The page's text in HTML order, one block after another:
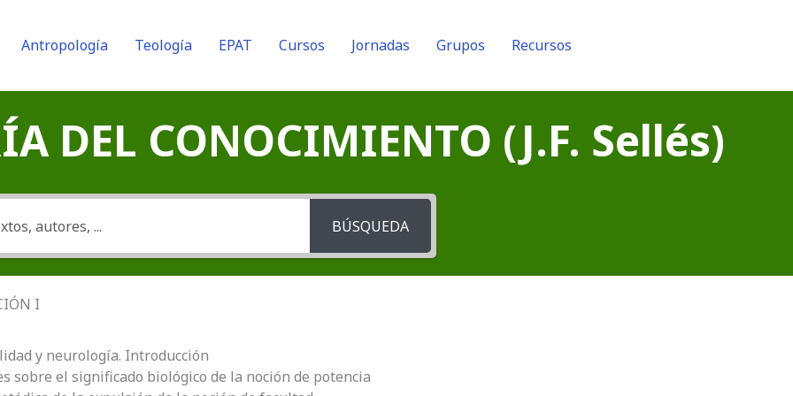
Antropología Teología EPAT Cursos Jornadas Grupos Recursos
DEL CONOCIMIENTO (J.F. Sellés)
BÚSQUEDA
I
y neurología. Introducción
sobre el significado biológico de la noción de potencia